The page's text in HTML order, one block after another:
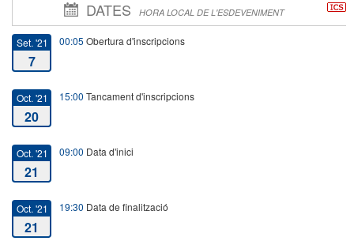
DATES HORA LOCAL DE L'ESDEVENIMENT
Set. '21
7
00:05 Obertura d'inscripcions
Oct. '21
20
15:00 Tancament d'inscripcions
Oct. '21
21
09:00 Data d'inici
Oct. '21
21
19:30 Data de finalització